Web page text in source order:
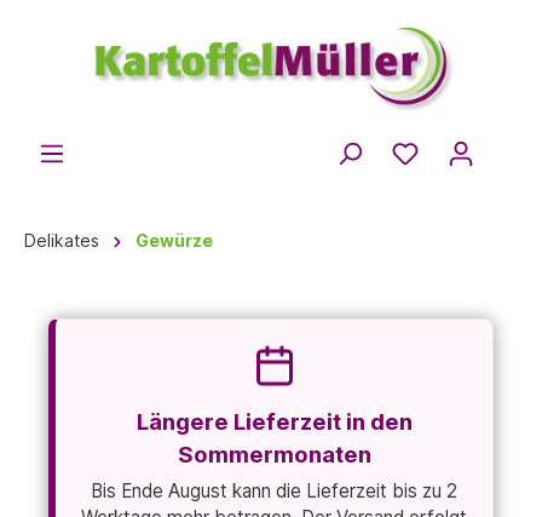
Delikates Gewürze
Längere Lieferzeit in den
Sommermonaten
Bis Ende August kann die Lieferzeit bis zu 2